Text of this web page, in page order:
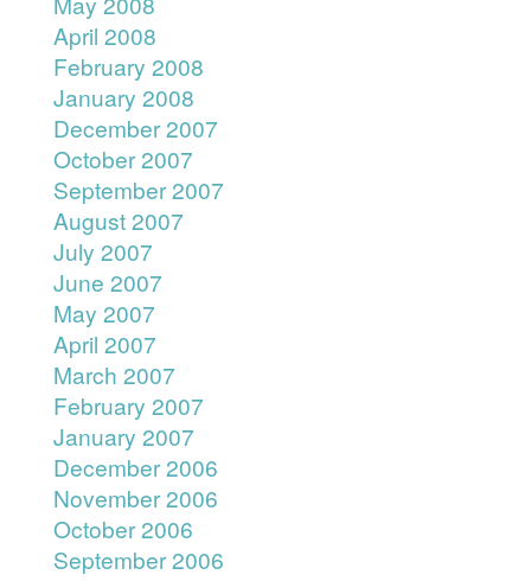
April 2008
February 2008
January 2008
December 2007
October 2007
September 2007
August 2007
July 2007
June 2007
May 2007
April 2007
March 2007
February 2007
January 2007
December 2006
November 2006
October 2006
September 2006